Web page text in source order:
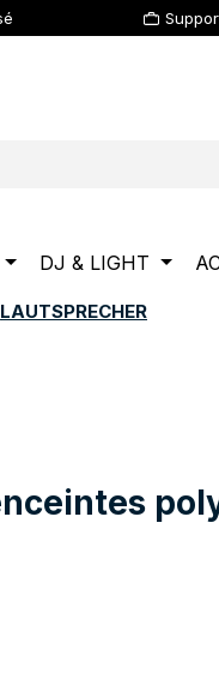
DJ & LIGHT
LAUTSPRECHER